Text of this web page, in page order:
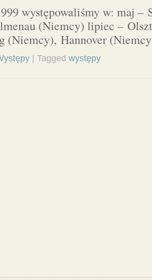
występowaliśmy w: maj –
(Niemcy) lipiec –
(Niemcy), Hannover
| Tagged występy